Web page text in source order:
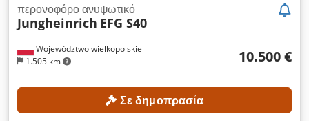
Województwo wielkopolskie
1.505 km
περονοφόρο ανυψωτικό
Jungheinrich EFG S40
10.500 €
Σε δημοπρασία